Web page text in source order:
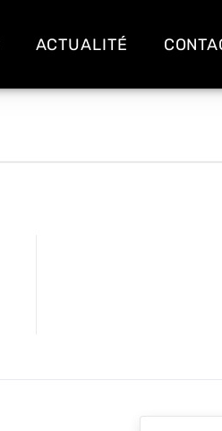
ACTUALITÉ